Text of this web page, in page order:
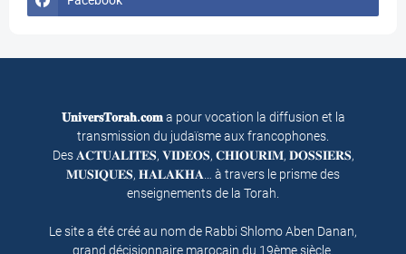
𝐔𝐧𝐢𝐯𝐞𝐫𝐬𝐓𝐨𝐫𝐚𝐡.𝐜𝐨𝐦a pour vocation la diffusion et la
transmission du judaïsme aux francophones.
Des 𝐀𝐂𝐓𝐔𝐀𝐋𝐈𝐓𝐄𝐒, 𝐕𝐈𝐃𝐄𝐎𝐒, 𝐂𝐇𝐈𝐎𝐔𝐑𝐈𝐌, 𝐃𝐎𝐒𝐒𝐈𝐄𝐑𝐒,
𝐌𝐔𝐒𝐈𝐐𝐔𝐄𝐒, 𝐇𝐀𝐋𝐀𝐊𝐇𝐀… à travers le prisme des
enseignements de la Torah.
Le site a été créé au nom de Rabbi Shlomo Aben Danan,
grand décisionnaire marocain du 19ème siècle.